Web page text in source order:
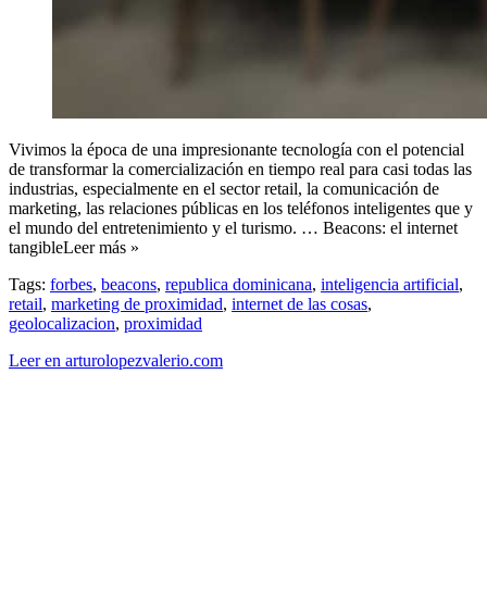
Vivimos la época de una impresionante tecnología con el potencial
de transformar la comercialización en tiempo real para casi todas las
industrias, especialmente en el sector retail, la comunicación de
marketing, las relaciones públicas en los teléfonos inteligentes que y
el mundo del entretenimiento y el turismo. … Beacons: el internet
tangibleLeer más »
Tags: forbes, beacons, republica dominicana, inteligencia artificial,
retail, marketing de proximidad, internet de las cosas,
geolocalizacion, proximidad
Leer en arturolopezvalerio.com